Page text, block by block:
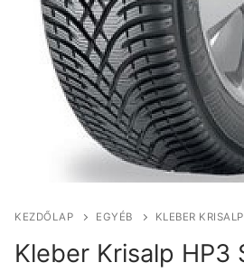
KEZDŐLAP EGYÉB KLEBER
Kleber Krisalp HP3